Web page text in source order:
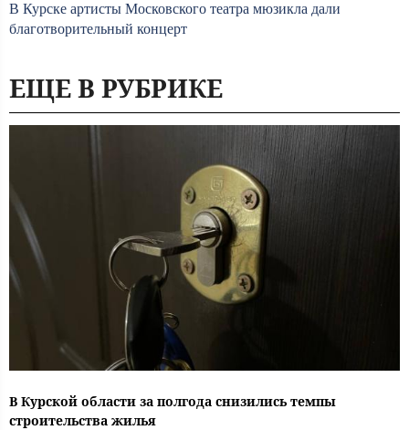
В Курске артисты Московского театра мюзикла дали
благотворительный концерт
ЕЩЕ В РУБРИКЕ
В Курской области за полгода снизились темпы
строительства жилья